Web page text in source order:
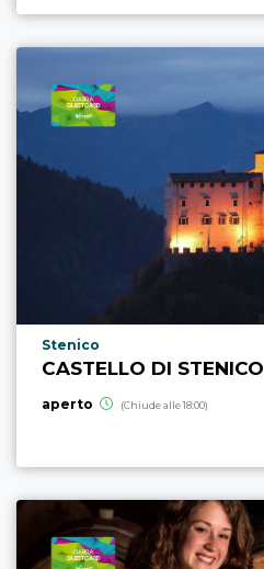
Località punto di interesse
Stenico
CASTELLO DI STENICO
aperto (Chiude alle 18:00)